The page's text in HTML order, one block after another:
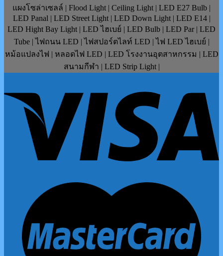
แผงโซล่าเซลล์ | Flood Light | Ceiling Light | LED E27 Bulb |
LED Panal | LED Street Light | LED Down Light | LED E14 |
LED Hight Bay Light | LED ไฮเบย์ | LED Bulb | LED Par | LED
Tube | ไฟถนน LED | ไฟสปอร์ตไลท์ LED | ไฟ LED ไฮเบย์ |
หม้อแปลงไฟ | หลอดไฟ LED | LED โรงงานอุตสาหกรรม | LED
สนามกีฬา | LED Strip Light |